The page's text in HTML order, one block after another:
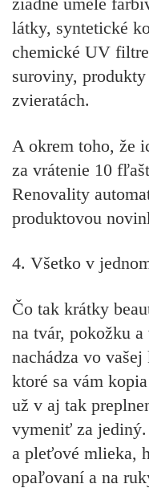
látky, syntetické
chemické UV
suroviny,
zvieratách.
A okrem toho, že
za vrátenie 10
Renovality
produktovou
4. Všetko v
Čo tak krátky
na tvár, pokožku
nachádza vo
ktoré sa vám
už v aj tak
vymeniť za jediný.
a pleťové mlieka,
opaľovaní a na